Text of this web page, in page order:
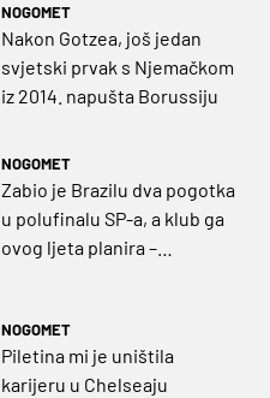
NOGOMET
Nakon Gotzea, još jedan
svjetski prvak s Njemačkom
iz 2014. napušta Borussiju
NOGOMET
Zabio je Brazilu dva pogotka
u polufinalu SP-a, a klub ga
ovog ljeta planira –
NOGOMET
Piletina mi je uništila
karijeru u Chelseaju